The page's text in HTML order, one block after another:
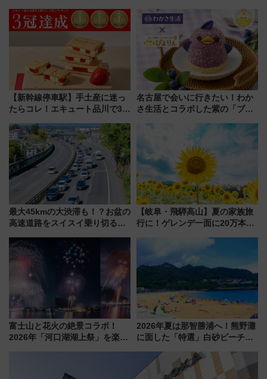
たな玄関口へ
ん」始動
【新幹線停車駅】手土産に迷っ
たらコレ！エキュート品川で3年
産スイーツとは？
名古屋で会いに行きたい！わか
さ生活とコラボした紫の「ブル
最大45kmの大渋滞も！？お盆の
高速道路をスイスイ乗り切る快
【岐阜・飛騨高山】夏の家族旅
行に！ゲレンデ一面に20万本の
アひまわり園」開園
富士山と花火の絶景コラボ！
2026年「河口湖湖上祭」を楽し
2026年夏は那智勝浦へ！熊野灘
に面した「特選」白砂ビーチは
会」は8月11日開催！